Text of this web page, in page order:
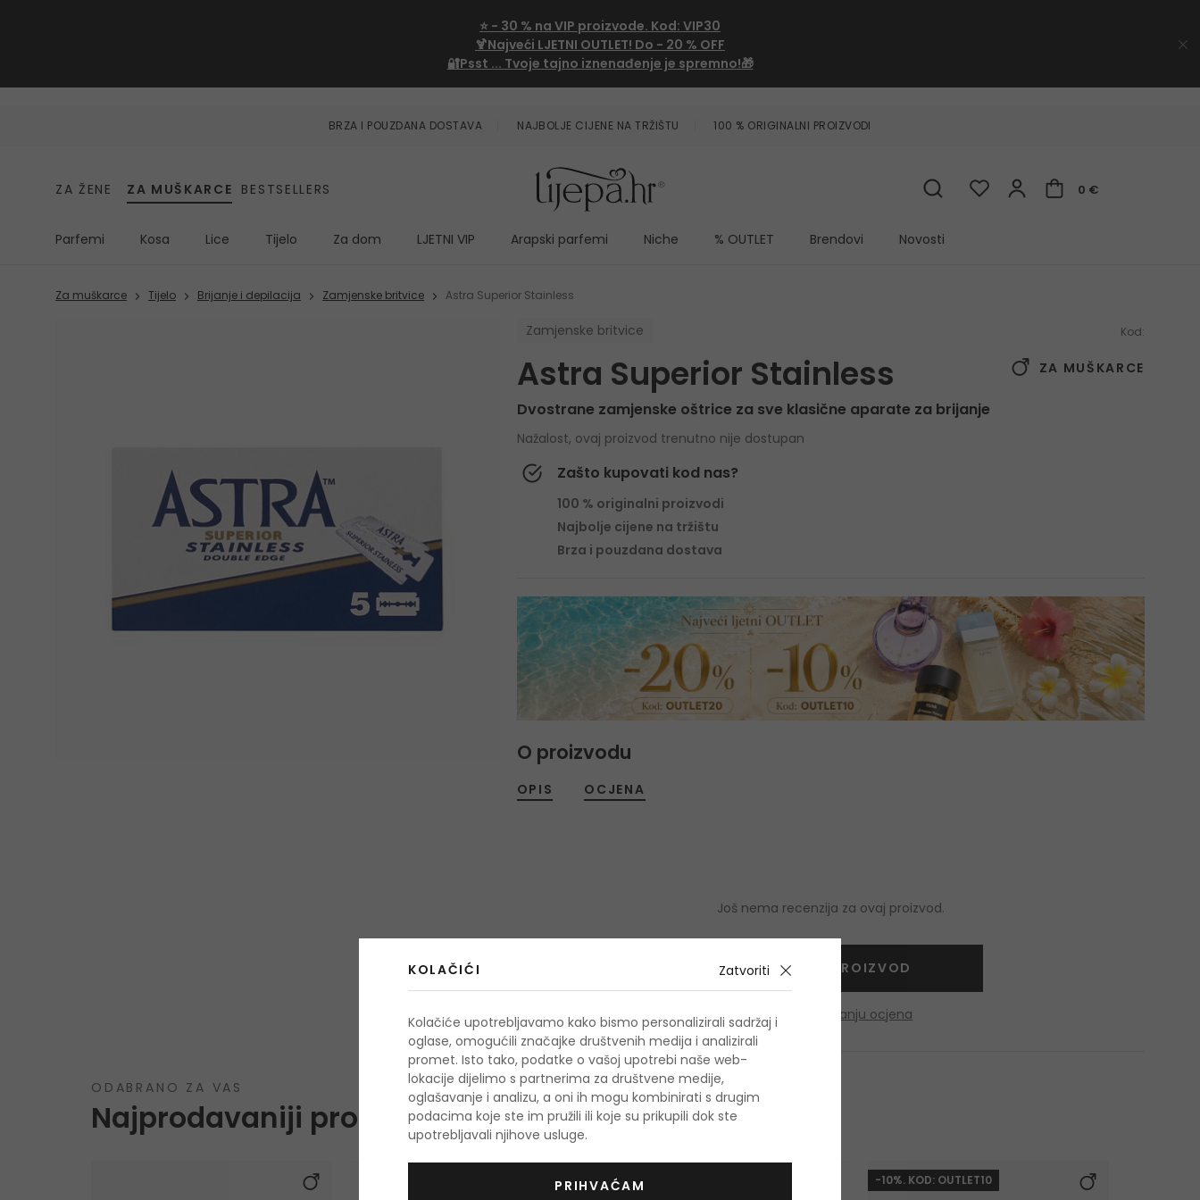
⭐ - 30 % na VIP proizvode. Kod: VIP30
🍹Najveći LJETNI OUTLET! Do - 20 % OFF
🔐Psst ... Tvoje tajno iznenađenje je spremno!🎁
BRZA I POUZDANA DOSTAVA NAJBOLJE CIJENE NA TRŽIŠTU 100 % ORIGINALNI PROIZVODI
ZA ŽENE ZA MUŠKARCE BESTSELLERS 0 €
Parfemi Kosa Lice Tijelo Za dom LJETNI VIP Arapski parfemi Niche % OUTLET Brendovi Novosti
Za muškarce Tijelo Brijanje i depilacija Zamjenske britvice Astra Superior Stainless
Zamjenske britvice Kod:
Astra Superior Stainless ZA MUŠKARCE
Dvostrane zamjenske oštrice za sve klasične aparate za brijanje
Nažalost, ovaj proizvod trenutno nije dostupan
Zašto kupovati kod nas?
100 % originalni proizvodi
Najbolje cijene na tržištu
Brza i pouzdana dostava
O proizvodu
OPIS OCJENA
Još nema recenzija za ovaj proizvod.
OCIJENITE PROIZVOD
Podaci o dobivanju ocjena
ODABRANO ZA VAS
Najprodavaniji proizvodi
-10%. KOD: OUTLET10
KOLAČIĆI Zatvoriti
Kolačiće upotrebljavamo kako bismo personalizirali sadržaj i
oglase, omogućili značajke društvenih medija i analizirali
promet. Isto tako, podatke o vašoj upotrebi naše web-
lokacije dijelimo s partnerima za društvene medije,
oglašavanje i analizu, a oni ih mogu kombinirati s drugim
podacima koje ste im pružili ili koje su prikupili dok ste
upotrebljavali njihove usluge.
PRIHVAĆAM